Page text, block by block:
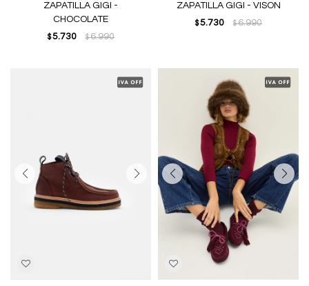
ZAPATILLA GIGI -
CHOCOLATE
$ 5.730 $6.990
ZAPATILLA GIGI - VISON
$ 5.730 $6.990